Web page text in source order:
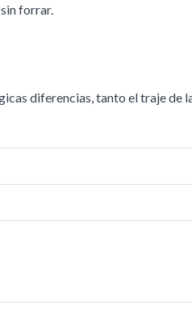
forrar.
diferencias, tanto el traje de